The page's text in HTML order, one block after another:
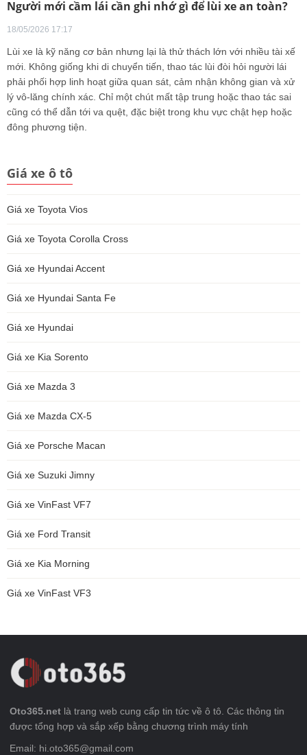
Người mới cầm lái cần ghi nhớ gì để lùi xe an toàn?
18/05/2026 17:17
Lùi xe là kỹ năng cơ bản nhưng lại là thử thách lớn với nhiều tài xế
mới. Không giống khi di chuyển tiến, thao tác lùi đòi hỏi người lái
phải phối hợp linh hoạt giữa quan sát, cảm nhận không gian và xử
lý vô-lăng chính xác. Chỉ một chút mất tập trung hoặc thao tác sai
cũng có thể dẫn tới va quệt, đặc biệt trong khu vực chật hẹp hoặc
đông phương tiện.
Giá xe ô tô
Giá xe Toyota Vios
Giá xe Toyota Corolla Cross
Giá xe Hyundai Accent
Giá xe Hyundai Santa Fe
Giá xe Hyundai
Giá xe Kia Sorento
Giá xe Mazda 3
Giá xe Mazda CX-5
Giá xe Porsche Macan
Giá xe Suzuki Jimny
Giá xe VinFast VF7
Giá xe Ford Transit
Giá xe Kia Morning
Giá xe VinFast VF3
Oto365.net là trang web cung cấp tin tức về ô tô. Các thông tin
được tổng hợp và sắp xếp bằng chương trình máy tính
Email: hi.oto365@gmail.com